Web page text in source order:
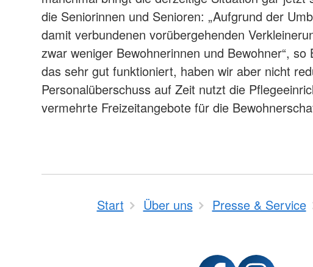
die Seniorinnen und Senioren: „Aufgrund der
damit verbundenen vorübergehenden
zwar weniger Bewohnerinnen und Bewohner“, so
das sehr gut funktioniert, haben wir aber nicht
Personalüberschuss auf Zeit nutzt die
vermehrte Freizeitangebote für die
Start Über uns Presse & Service